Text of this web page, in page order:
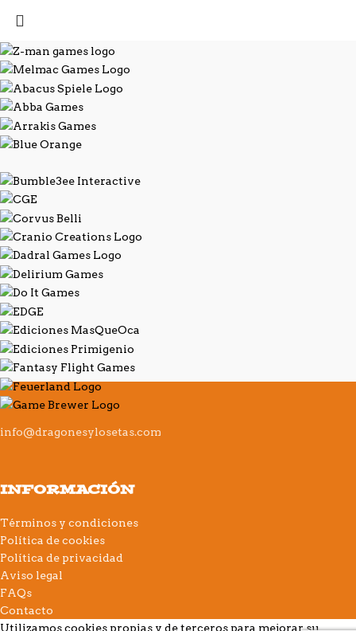
info@dragonesylosetas.com
INFORMACIÓN
Términos y condiciones
Política de cookies
Política de privacidad
Aviso legal
FAQs
Contacto
Utilizamos cookies propias y de terceros para mejorar su